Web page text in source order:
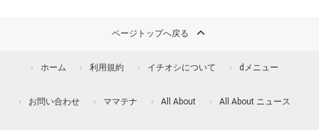
ページトップへ戻る
ホーム 利用規約 イチオシについて dメニュー
お問い合わせ ママテナ All About All About ニュース